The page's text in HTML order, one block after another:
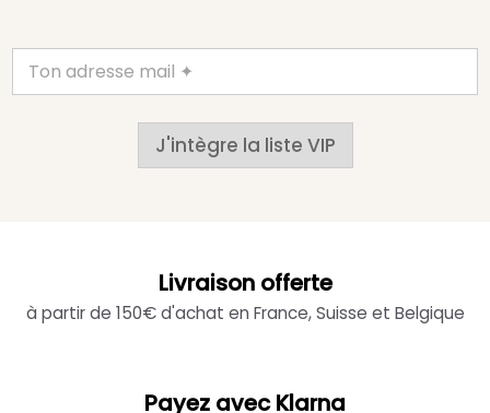
J'intègre la liste VIP
Livraison offerte
à partir de 150€ d'achat en France, Suisse et Belgique
Payez avec Klarna